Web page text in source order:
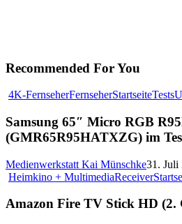
Recommended For You
4K-FernseherFernseherStartseiteTests
Samsung 65″ Micro RGB
(GMR65R95HATXZG) im
Medienwerkstatt Kai Münschke31. Juli
Heimkino + MultimediaReceiver
Amazon Fire TV Stick HD (2.